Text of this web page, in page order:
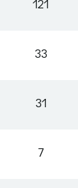
121
33
31
7